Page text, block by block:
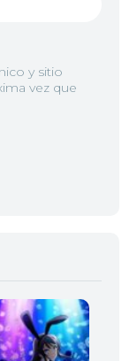
y sitio
vez que